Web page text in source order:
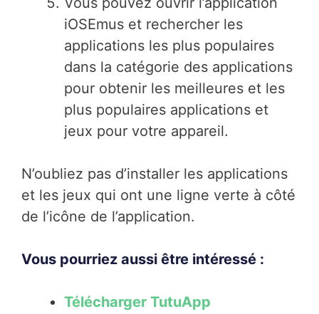
iOSEmus et rechercher les
applications les plus populaires
dans la catégorie des applications
pour obtenir les meilleures et les
plus populaires applications et
jeux pour votre appareil.
N’oubliez pas d’installer les applications
et les jeux qui ont une ligne verte à côté
de l’icône de l’application.
Vous pourriez aussi être intéressé :
Télécharger TutuApp